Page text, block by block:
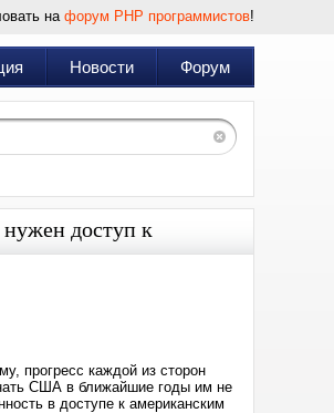
на форум PHP программистов!
Новости Форум
доступ к
прогресс каждой из сторон
США в ближайшие годы им не
в доступе к американским